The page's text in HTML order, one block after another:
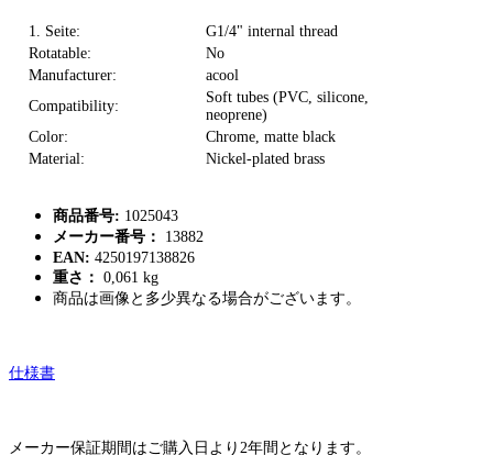
1. Seite:
G1/4" internal thread
Rotatable:
No
Manufacturer:
acool
Compatibility:
Soft tubes (PVC, silicone,
neoprene)
Color:
Chrome, matte black
Material:
Nickel-plated brass
商品番号: 1025043
メーカー番号：
13882
EAN: 4250197138826
重さ： 0,061 kg
商品は画像と多少異なる場合がございます。
仕様書
メーカー保証期間はご購入日より2年間となります。